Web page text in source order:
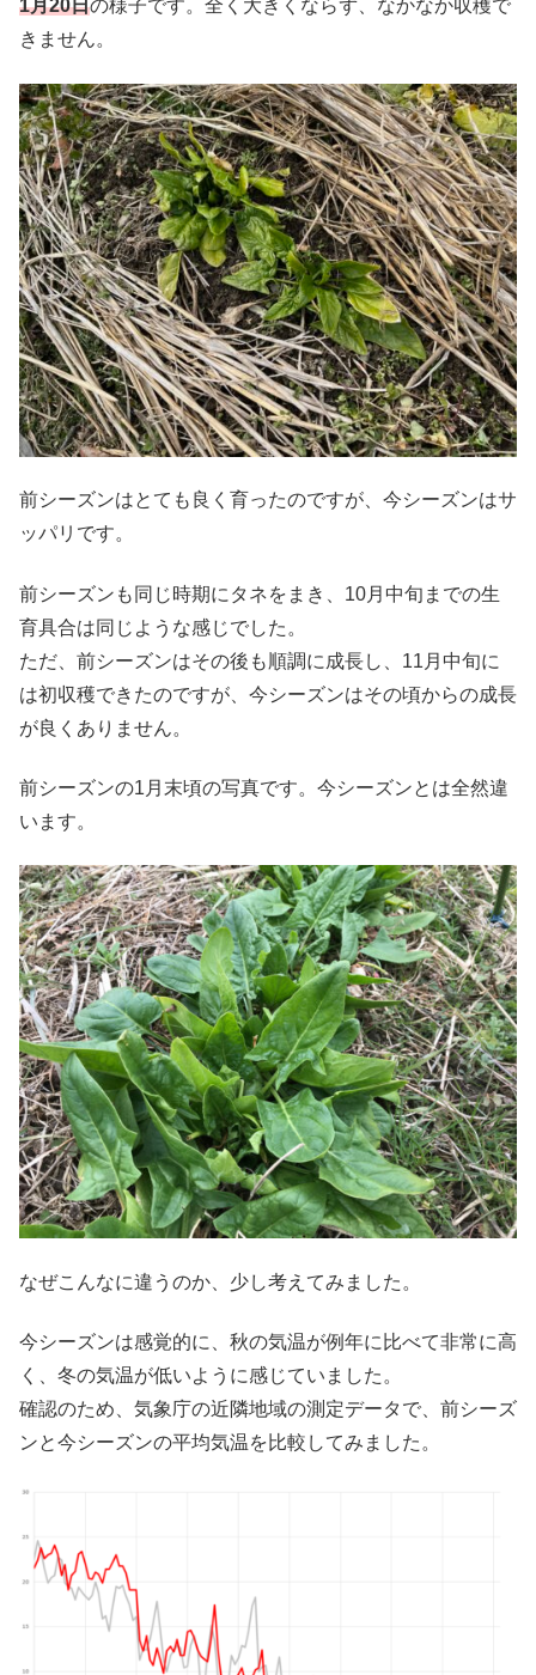
1月20日の様子です。全く大きくならず、なかなか収穫で
きません。
前シーズンはとても良く育ったのですが、今シーズンはサ
ッパリです。
前シーズンも同じ時期にタネをまき、10月中旬までの生
育具合は同じような感じでした。
ただ、前シーズンはその後も順調に成長し、11月中旬に
は初収穫できたのですが、今シーズンはその頃からの成長
が良くありません。
前シーズンの1月末頃の写真です。今シーズンとは全然違
います。
なぜこんなに違うのか、少し考えてみました。
今シーズンは感覚的に、秋の気温が例年に比べて非常に高
く、冬の気温が低いように感じていました。
確認のため、気象庁の近隣地域の測定データで、前シーズ
ンと今シーズンの平均気温を比較してみました。